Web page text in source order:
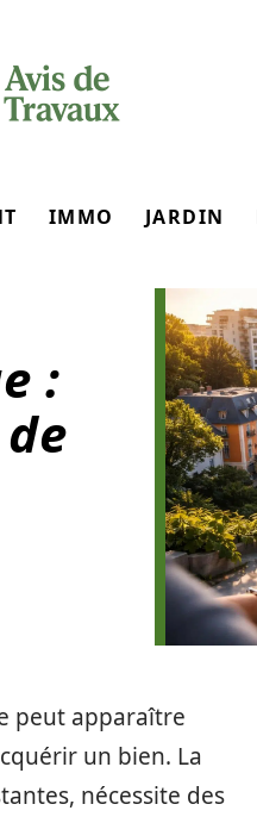
IMMO JARDIN
:
peut apparaître
un bien. La
nécessite des